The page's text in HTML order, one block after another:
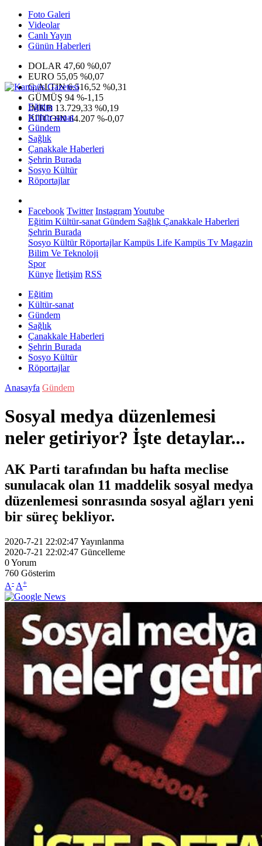
Foto Galeri
Videolar
Canlı Yayın
Günün Haberleri
DOLAR 47,60 %0,07
EURO 55,05 %0,07
G.ALTIN6.516,52 %0,31
GÜMÜŞ 94 %-1,15
IMKB 13.729,33 %0,19
BITCOIN64.207 %-0,07
Eğitim
Kültür-sanat
Gündem
Sağlık
Çanakkale Haberleri
Şehrin Burada
Sosyo Kültür
Röportajlar
Facebook Twitter InstagramYoutube
Eğitim Kültür-sanat Gündem Sağlık Çanakkale Haberleri
Şehrin Burada
Sosyo KültürRöportajlarKampüs Life Kampüs Tv Magazin
Bilim Ve Teknoloji
Spor
Künye İletişim RSS
Eğitim
Kültür-sanat
Gündem
Sağlık
Çanakkale Haberleri
Şehrin Burada
Sosyo Kültür
Röportajlar
Anasayfa Gündem
Sosyal medya düzenlemesi
neler getiriyor? İşte detaylar...
AK Parti tarafından bu hafta meclise
sunulacak olan 11 maddelik sosyal medya
düzenlemesi sonrasında sosyal ağları yeni
bir süreç bekliyor.
2020-7-21 22:02:47Yayınlanma
2020-7-21 22:02:47 Güncelleme
0Yorum
760 Gösterim
A- A+